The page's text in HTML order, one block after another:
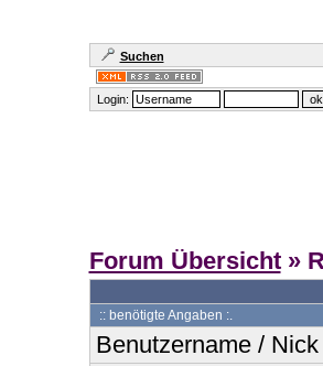
Suchen
Login:
Forum Übersicht»
:: benötigte Angaben :.
Benutzername / Nick